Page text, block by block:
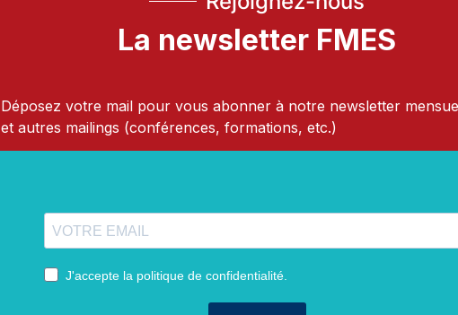
La newsletter FMES
Déposez votre mail pour vous abonner à notre newsletter
et autres mailings (conférences, formations, etc.)